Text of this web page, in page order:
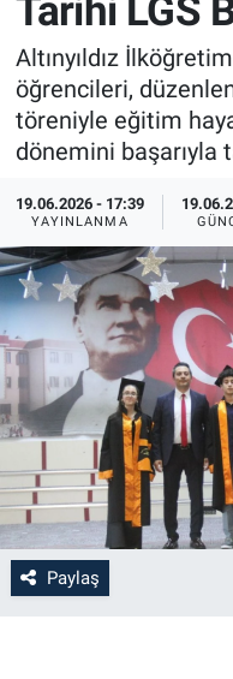
Tarihi LGS
Altınyıldız
öğrencileri,
töreniyle eğitim
dönemini başarıyla
19.06.2026 - 17:39
YAYINLANMA
Paylaş
Sağlık
Yerel
Genel
Asayiş
İlan - Duyuru-
Türkiye Gündemi
Sizden Gelenler
Yaşam
Sağlık
Eğitim
Kültür
3.Sayfa
Medya
Bilim-Tek
İlan - Duyuru-
Türkiye Gündemi
Sizden Gelenler